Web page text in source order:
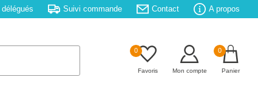
délégués Suivi commande Contact A propos
0
Favoris Mon compte
0
Panier